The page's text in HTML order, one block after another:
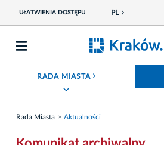
UŁATWIENIA DOSTĘPU PL
RADA MIASTAROZWIŃ MENU
Rada Miasta Aktualności